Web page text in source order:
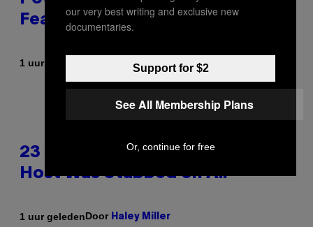
Featured Sprites
1 uur geleden Brent Koepp
23 Years Ago, a Reality TV Show
Host Was Stabbed on Air
1 uur geledenDoor Haley Miller
our very best writing and exclusive new
documentaries.
Support for $2
See All Membership Plans
Or, continue for free